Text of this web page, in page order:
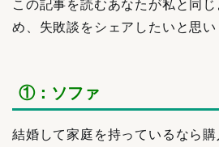
この記事を読むあなたが私と同
め、失敗談をシェアしたいと思い
①：ソファ
結婚して家庭を持っているなら